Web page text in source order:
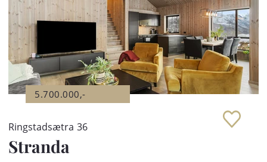
5.700.000,-
Ringstadsætra 36
Stranda